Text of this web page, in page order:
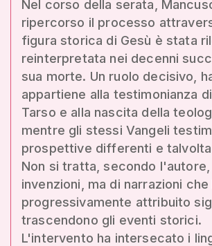
Nel corso della serata,
ripercorso il processo
figura storica di Gesù è stata
reinterpretata nei decenni
sua morte. Un ruolo decisivo,
appartiene alla testimonianza
Tarso e alla nascita della
mentre gli stessi Vangeli
prospettive differenti e
Non si tratta, secondo l'autore,
invenzioni, ma di narrazioni che
progressivamente attribuito
trascendono gli eventi storici.
L'intervento ha intersecato i